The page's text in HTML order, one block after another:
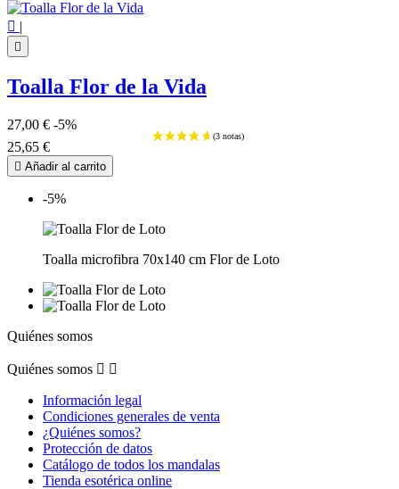


Toalla Flor de la Vida
27,00 € -5%
25,65 €
 Añadir al carrito
-5%
Toalla microfibra 70x140 cm Flor de Loto
Quiénes somos
Quiénes somos  
Información legal
Condiciones generales de venta
¿Quiénes somos?
Protección de datos
Catálogo de todos los mandalas
Tienda esotérica online